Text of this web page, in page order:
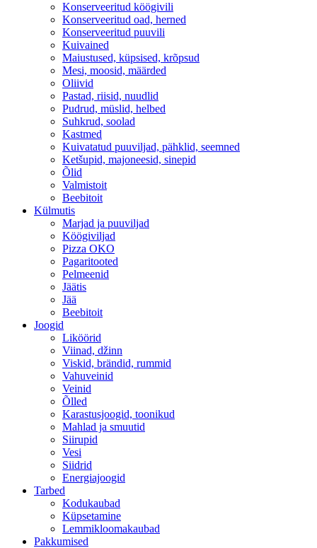
Konserveeritud köögivili
Konserveeritud oad, herned
Konserveeritud puuvili
Kuivained
Maiustused, küpsised, krõpsud
Mesi, moosid, määrded
Oliivid
Pastad, riisid, nuudlid
Pudrud, müslid, helbed
Suhkrud, soolad
Kastmed
Kuivatatud puuviljad, pähklid, seemned
Ketšupid, majoneesid, sinepid
Õlid
Valmistoit
Beebitoit
Külmutis
Marjad ja puuviljad
Köögiviljad
Pizza OKO
Pagaritooted
Pelmeenid
Jäätis
Jää
Beebitoit
Joogid
Liköörid
Viinad, džinn
Viskid, brändid, rummid
Vahuveinid
Veinid
Õlled
Karastusjoogid, toonikud
Mahlad ja smuutid
Siirupid
Vesi
Siidrid
Energiajoogid
Tarbed
Kodukaubad
Küpsetamine
Lemmikloomakaubad
Pakkumised